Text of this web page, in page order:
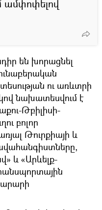
ամփոփելով
են խորացնել
ու առևտրի
նախատեսվում է
Թբիլիսի-
բոլոր
Թուրքիայի և
և «Արևելք-